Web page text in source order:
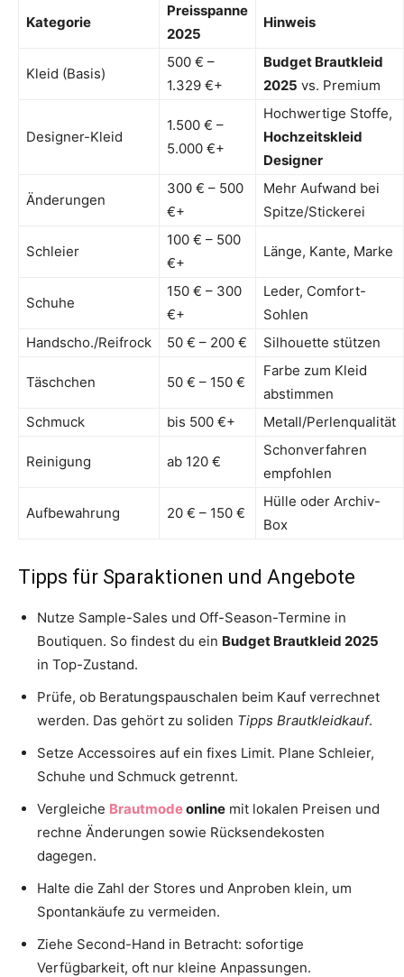
Kategorie
Preisspanne
2025
Hinweis
Kleid (Basis)
500 € –
1.329 €+
Budget Brautkleid
2025 vs. Premium
Designer-Kleid
1.500 € –
5.000 €+
Hochwertige Stoffe,
Hochzeitskleid
Designer
Änderungen
300 € – 500
€+
Mehr Aufwand bei
Spitze/Stickerei
Schleier
100 € – 500
€+
Länge, Kante, Marke
Schuhe
150 € – 300
€+
Leder, Comfort-
Sohlen
Handscho./Reifrock
50 € – 200 € Silhouette stützen
Täschchen 50 € – 150 €
Farbe zum Kleid
abstimmen
Schmuck
bis 500 €+ Metall/Perlenqualität
Reinigung ab 120 €
Schonverfahren
empfohlen
Aufbewahrung 20 € – 150 €
Hülle oder Archiv-
Box
Tipps für Sparaktionen und Angebote
Nutze Sample-Sales und Off-Season-Termine in
Boutiquen. So findest du ein Budget Brautkleid 2025
in Top-Zustand.
Prüfe, ob Beratungspauschalen beim Kauf verrechnet
werden. Das gehört zu soliden Tipps Brautkleidkauf.
Setze Accessoires auf ein fixes Limit. Plane Schleier,
Schuhe und Schmuck getrennt.
Vergleiche Brautmodeonline mit lokalen Preisen und
rechne Änderungen sowie Rücksendekosten
dagegen.
Halte die Zahl der Stores und Anproben klein, um
Spontankäufe zu vermeiden.
Ziehe Second-Hand in Betracht: sofortige
Verfügbarkeit, oft nur kleine Anpassungen.